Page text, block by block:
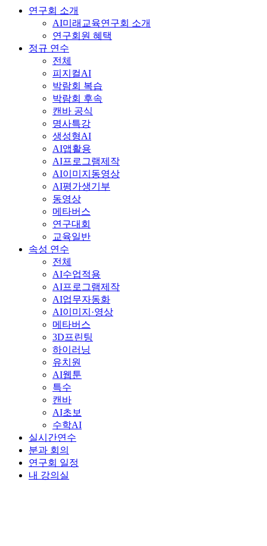
연구회 소개
AI미래교육연구회 소개
연구회원 혜택
정규 연수
전체
피지컬AI
박람회 복습
박람회 후속
캔바 공식
명사특강
생성형AI
AI앱활용
AI프로그램제작
AI이미지동영상
AI평가생기부
동영상
메타버스
연구대회
교육일반
속성 연수
전체
AI수업적용
AI프로그램제작
AI업무자동화
AI이미지·영상
메타버스
3D프린팅
하이러닝
유치원
AI웹툰
특수
캔바
AI초보
수학AI
실시간연수
분과 회의
연구회 일정
내 강의실